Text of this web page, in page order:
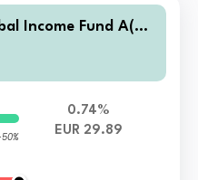
Income Fund A(ac
0.74%
EUR 29.89